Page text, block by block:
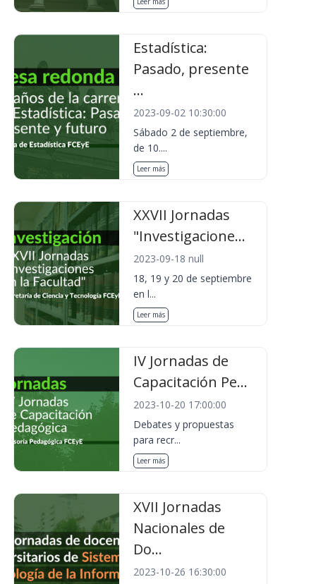
Estadística:
Pasado, presente
...
2023-09-02 10:30:00
Sábado 2 de septiembre,
de 10....
Leer más
XXVII Jornadas
"Investigacione...
2023-09-18 null
18, 19 y 20 de septiembre
en l...
Leer más
IV Jornadas de
Capacitación Pe...
2023-10-20 17:00:00
Debates y propuestas
para recr...
Leer más
XVII Jornadas
Nacionales de
Do...
2023-10-26 16:30:00